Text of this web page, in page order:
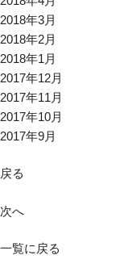
2018年3月
2018年2月
2018年1月
2017年12月
2017年11月
2017年10月
2017年9月
戻る
次へ
一覧に戻る